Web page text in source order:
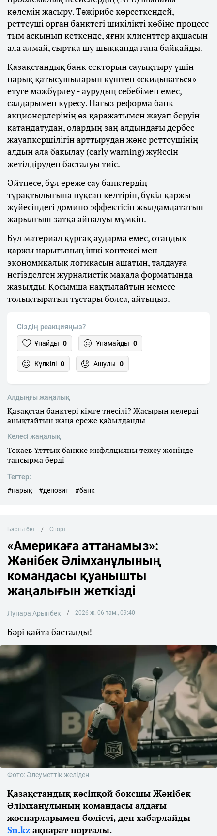
көлемін жасыру. Тәжірибе көрсеткендей,
реттеуші орган банктегі шикілікті көбіне процесс
тым асқынып кеткенде, яғни клиенттер ақшасын
ала алмай, сыртқа шу шыққанда ғана байқайды.
Қазақстандық банк секторын сауықтыру үшін
нарық қатысушыларын күштеп «скидываться»
етуге мәжбүрлеу - аурудың себебімен емес,
салдарымен күресу. Нағыз реформа банк
акционерлерінің өз қаражатымен жауап беруін
қатаңдатудан, олардың заң алдындағы дербес
жауапкершілігін арттырудан және реттеушінің
алдын ала бақылау (early warning) жүйесін
жетілдіруден басталуы тиіс.
Әйтпесе, бұл ереже сау банктердің
тұрақтылығына нұқсан келтіріп, бүкіл қаржы
жүйесіндегі домино эффектісін жылдамдататын
жарылғыш затқа айналуы мүмкін.
Бұл материал құрғақ аударма емес, отандық
қаржы нарығының ішкі контексі мен
экономикалық логикасын ашатын, талдауға
негізделген журналистік мақала форматында
жазылды. Қосымша нақтылайтын немесе
толықтыратын тұстары болса, айтыңыз.
Сіздің реакцияңыз?
Ұнайды 0 Ұнамайды 0
Күлкілі 0 Ашулы 0
Алдыңғы жаңалық
Қазақстан банктері кімге тиесілі? Жасырын иелерді
анықтайтын жаңа ереже қабылданды
Келесі жаңалық
Тоқаев Ұлттық банкке инфляцияны тежеу жөнінде
тапсырма берді
Тегтер:
#нарық #депозит #банк
Басты бет Спорт
«Америкаға аттанамыз»:
Жәнібек Әлімханұлының
командасы қуанышты
жаңалығын жеткізді
Лунара Арынбек 2026 ж. 06 там., 09:40
Бәрі қайта басталды!
Фото: Әлеуметтік желіден
Қазақстандық кәсіпқой боксшы Жәнібек
Әлімханұлының командасы алдағы
жоспарларымен бөлісті, деп хабарлайды
Sn.kz ақпарат порталы.